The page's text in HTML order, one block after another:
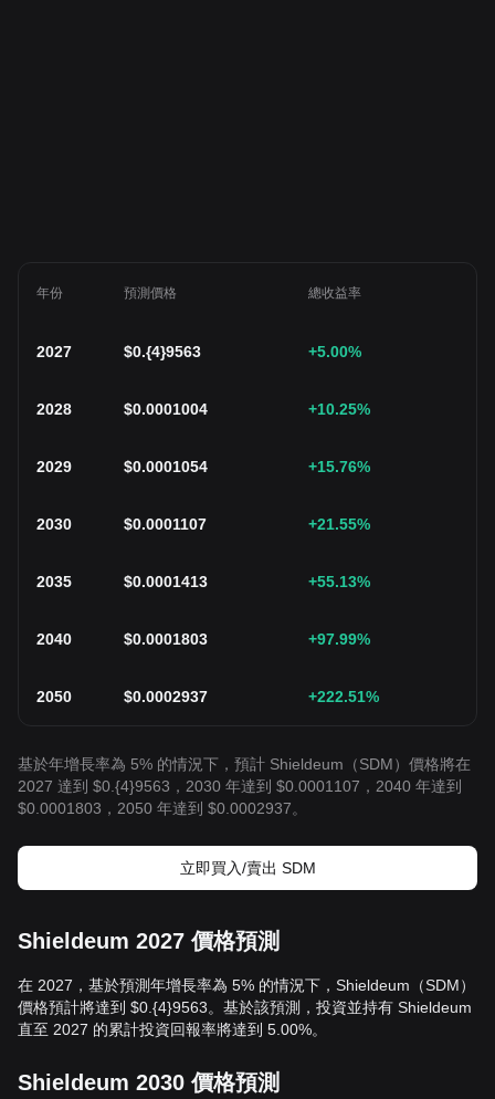
年份 預測價格 總收益率
2027 $0.{4}9563 +5.00%
2028 $0.0001004 +10.25%
2029 $0.0001054 +15.76%
2030 $0.0001107 +21.55%
2035 $0.0001413 +55.13%
2040 $0.0001803 +97.99%
2050 $0.0002937 +222.51%
基於年增長率為 5% 的情況下，預計 Shieldeum（SDM）價格將在
2027 達到 $0.{4}9563，2030 年達到 $0.0001107，2040 年達到
$0.0001803，2050 年達到 $0.0002937。
立即買入/賣出 SDM
Shieldeum 2027 價格預測
在 2027，基於預測年增長率為 5% 的情況下，Shieldeum（SDM）
價格預計將達到 $0.{4}9563。基於該預測，投資並持有 Shieldeum
直至 2027 的累計投資回報率將達到 5.00%。
Shieldeum 2030 價格預測